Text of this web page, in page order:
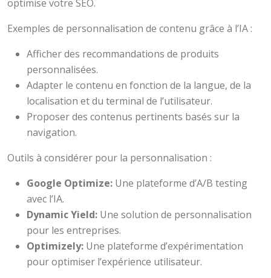
optimise votre SEO.
Exemples de personnalisation de contenu grâce à l’IA :
Afficher des recommandations de produits
personnalisées.
Adapter le contenu en fonction de la langue, de la
localisation et du terminal de l’utilisateur.
Proposer des contenus pertinents basés sur la
navigation.
Outils à considérer pour la personnalisation :
Google Optimize: Une plateforme d’A/B testing
avec l’IA.
Dynamic Yield: Une solution de personnalisation
pour les entreprises.
Optimizely: Une plateforme d’expérimentation
pour optimiser l’expérience utilisateur.